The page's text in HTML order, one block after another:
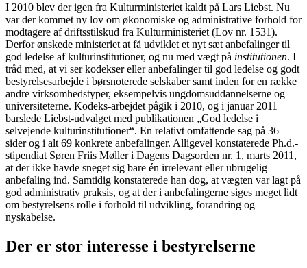
I 2010 blev der igen fra Kulturministeriet kaldt på Lars Liebst. Nu
var der kommet ny lov om økonomiske og administrative forhold for
modtagere af driftsstilskud fra Kulturministeriet (Lov nr. 1531).
Derfor ønskede ministeriet at få udviklet et nyt sæt anbefalinger til
god ledelse af kulturinstitutioner, og nu med vægt på institutionen. I
tråd med, at vi ser kodekser eller anbefalinger til god ledelse og godt
bestyrelsesarbejde i børsnoterede selskaber samt inden for en række
andre virksomhedstyper, eksempelvis ungdomsuddannelserne og
universiteterne. Kodeks-arbejdet pågik i 2010, og i januar 2011
barslede Liebst-udvalget med publikationen „God ledelse i
selvejende kulturinstitutioner“. En relativt omfattende sag på 36
sider og i alt 69 konkrete anbefalinger. Alligevel konstaterede Ph.d.-
stipendiat Søren Friis Møller i Dagens Dagsorden nr. 1, marts 2011,
at der ikke havde sneget sig bare én irrelevant eller ubrugelig
anbefaling ind. Samtidig konstaterede han dog, at vægten var lagt på
god administrativ praksis, og at der i anbefalingerne siges meget lidt
om bestyrelsens rolle i forhold til udvikling, forandring og
nyskabelse.
Der er stor interesse i bestyrelserne